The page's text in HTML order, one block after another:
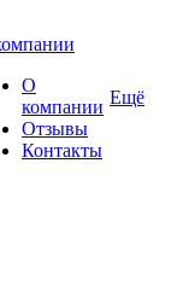
О
компании
Отзывы
Контакты
Ещё